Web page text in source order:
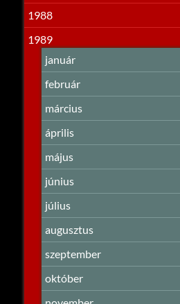
1988
1989
január
február
március
április
május
június
július
augusztus
szeptember
október